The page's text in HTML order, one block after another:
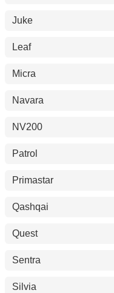
Juke
Leaf
Micra
Navara
NV200
Patrol
Primastar
Qashqai
Quest
Sentra
Silvia